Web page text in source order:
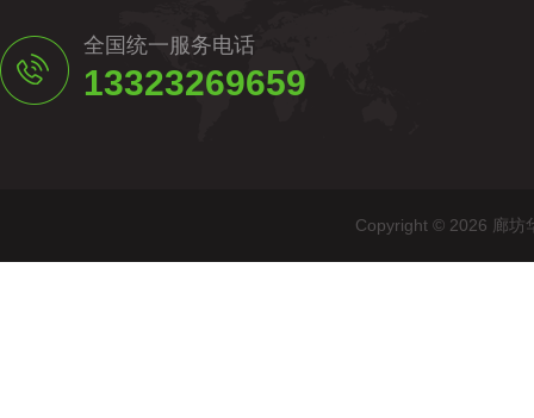
全国统一服务电话
13323269659
Copyright © 2026 廊